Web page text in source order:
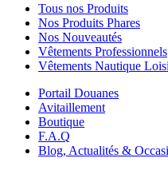
Tous nos Produits
Nos Produits Phares
Nos Nouveautés
Vêtements Professionnels
Vêtements Nautique
Portail Douanes
Avitaillement
Boutique
F.A.Q
Blog, Actualités &